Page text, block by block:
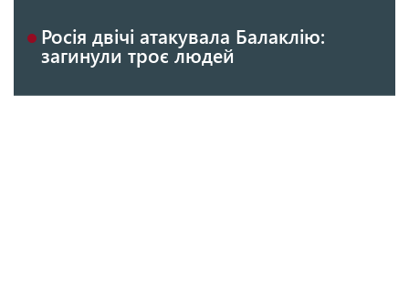
Росія двічі атакувала Балаклію:
загинули троє людей